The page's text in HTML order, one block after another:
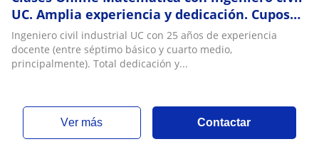
UC. Amplia experiencia y dedicación. Cupos
2027 para apoyo en matemática y
preparación de la PAES
Ingeniero civil industrial UC con 25 años de experiencia
docente (entre séptimo básico y cuarto medio,
principalmente). Total dedicación y...
ver más Contactar